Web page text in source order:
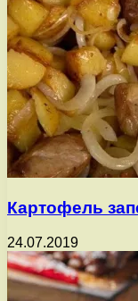
Картофель
24.07.2019